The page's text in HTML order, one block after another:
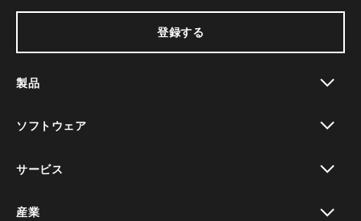
登録する
製品
ソフトウェア
サービス
産業